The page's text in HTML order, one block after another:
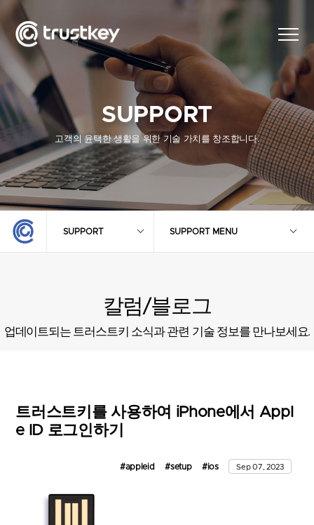
SUPPORT
고객의 윤택한 생활을 위한 기술 가치를 창조합니다.
SUPPORT SUPPORT MENU
칼럼/블로그
업데이트되는 트러스트키 소식과 관련 기술 정보를 만나보세요.
트러스트키를 사용하여 iPhone에서 Appl
e ID 로그인하기
#appleid #setup #ios Sep 07, 2023